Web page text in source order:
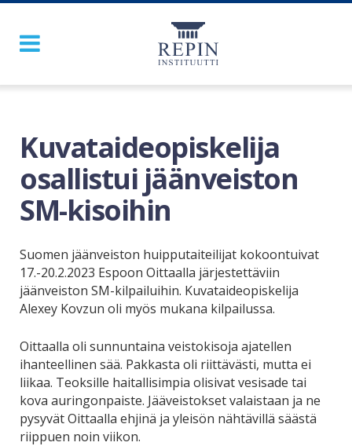
Kuvataideopiskelija
osallistui jäänveiston
SM-kisoihin
Suomen jäänveiston huipputaiteilijat kokoontuivat
17.-20.2.2023 Espoon Oittaalla järjestettäviin
jäänveiston SM-kilpailuihin. Kuvataideopiskelija
Alexey Kovzun oli myös mukana kilpailussa.
Oittaalla oli sunnuntaina veistokisoja ajatellen
ihanteellinen sää. Pakkasta oli riittävästi, mutta ei
liikaa. Teoksille haitallisimpia olisivat vesisade tai
kova auringonpaiste. Jääveistokset valaistaan ja ne
pysyvät Oittaalla ehjinä ja yleisön nähtävillä säästä
riippuen noin viikon.